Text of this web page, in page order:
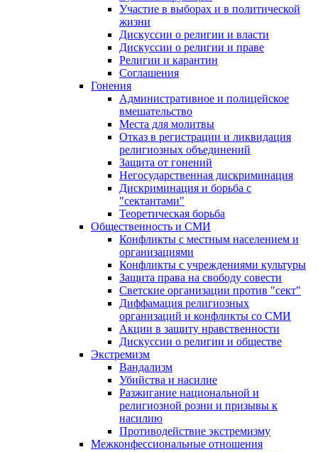
Участие в выборах и в политической
жизни
Дискуссии о религии и власти
Дискуссии о религии и праве
Религии и карантин
Соглашения
Гонения
Административное и полицейское
вмешательство
Места для молитвы
Отказ в регистрации и ликвидация
религиозных объединений
Защита от гонений
Негосударственная дискриминация
Дискриминация и борьба с
"сектантами"
Теоретическая борьба
Общественность и СМИ
Конфликты с местным населением и
организациями
Конфликты с учреждениями культуры
Защита права на свободу совести
Светские организации против "сект"
Диффамация религиозных
организаций и конфликты со СМИ
Акции в защиту нравственности
Дискуссии о религии и обществе
Экстремизм
Вандализм
Убийства и насилие
Разжигание национальной и
религиозной розни и призывы к
насилию
Противодействие экстремизму
Межконфессиональные отношения